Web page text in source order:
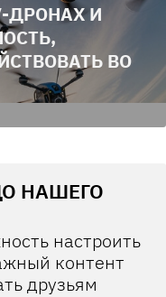
ДРОНАХ И
ВО
НАШЕГО
настроить
контент
друзьям